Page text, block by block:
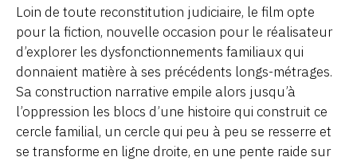
Loin de toute reconstitution judiciaire, le film opte
pour la fiction, nouvelle occasion pour le réalisateur
d’explorer les dysfonctionnements familiaux qui
donnaient matière à ses précédents longs-métrages.
Sa construction narrative empile alors jusqu’à
l’oppression les blocs d’une histoire qui construit ce
cercle familial, un cercle qui peu à peu se resserre et
se transforme en ligne droite, en une pente raide sur